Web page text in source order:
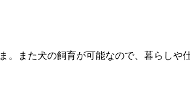
また犬の飼育が可能なので、暮らしや